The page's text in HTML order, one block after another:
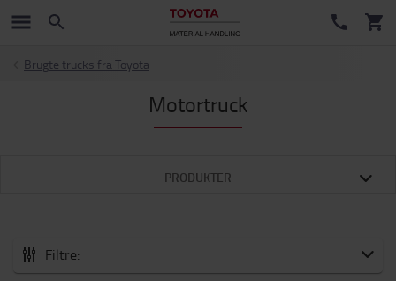
Brugte trucks fra Toyota
Motortruck
PRODUKTER
Filtre: